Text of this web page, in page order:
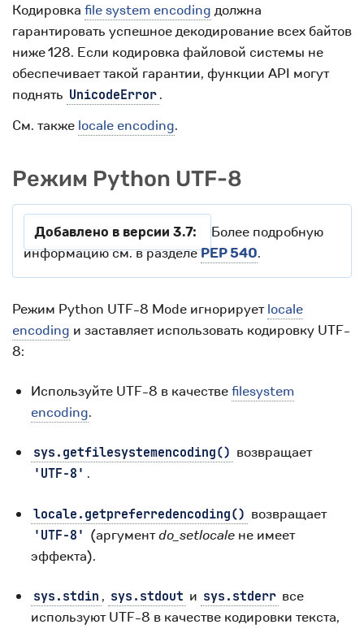
Кодировка file system encodingдолжна
гарантировать успешное декодирование всех байтов
ниже 128. Если кодировка файловой системы не
обеспечивает такой гарантии, функции API могут
поднять UnicodeError .
См. также locale encoding.
Режим Python UTF-8
Добавлено в версии 3.7:
Более подробную
информацию см. в разделеPEP 540.
Режим Python UTF-8 Mode игнорируетlocale
encoding и заставляет использовать кодировку UTF-
8:
Используйте UTF-8 в качествеfilesystem
encoding.
sys.getfilesystemencoding() возвращает
'UTF-8' .
locale.getpreferredencoding() возвращает
'UTF-8' (аргументdo_setlocaleне имеет
эффекта).
sys.stdin , sys.stdout и sys.stderr все
используют UTF-8 в качестве кодировки текста,